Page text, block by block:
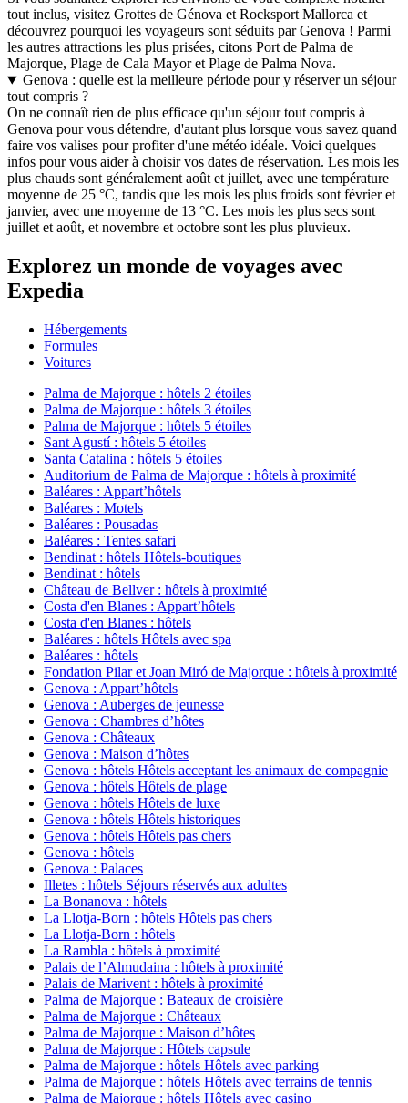
tout inclus, visitez Grottes de Génova et Rocksport Mallorca et
découvrez pourquoi les voyageurs sont séduits par Genova ! Parmi
les autres attractions les plus prisées, citons Port de Palma de
Majorque, Plage de Cala Mayor et Plage de Palma Nova.
Genova : quelle est la meilleure période pour y réserver un séjour
tout compris ?
On ne connaît rien de plus efficace qu'un séjour tout compris à
Genova pour vous détendre, d'autant plus lorsque vous savez quand
faire vos valises pour profiter d'une météo idéale. Voici quelques
infos pour vous aider à choisir vos dates de réservation. Les mois les
plus chauds sont généralement août et juillet, avec une température
moyenne de 25 °C, tandis que les mois les plus froids sont février et
janvier, avec une moyenne de 13 °C. Les mois les plus secs sont
juillet et août, et novembre et octobre sont les plus pluvieux.
Explorez un monde de voyages avec
Expedia
Hébergements
Formules
Voitures
Palma de Majorque : hôtels 2 étoiles
Palma de Majorque : hôtels 3 étoiles
Palma de Majorque : hôtels 5 étoiles
Sant Agustí : hôtels 5 étoiles
Santa Catalina : hôtels 5 étoiles
Auditorium de Palma de Majorque : hôtels à proximité
Baléares : Appart’hôtels
Baléares : Motels
Baléares : Pousadas
Baléares : Tentes safari
Bendinat : hôtels Hôtels-boutiques
Bendinat : hôtels
Château de Bellver : hôtels à proximité
Costa d'en Blanes : Appart’hôtels
Costa d'en Blanes : hôtels
Baléares : hôtels Hôtels avec spa
Baléares : hôtels
Fondation Pilar et Joan Miró de Majorque : hôtels à proximité
Genova : Appart’hôtels
Genova : Auberges de jeunesse
Genova : Chambres d’hôtes
Genova : Châteaux
Genova : Maison d’hôtes
Genova : hôtels Hôtels acceptant les animaux de compagnie
Genova : hôtels Hôtels de plage
Genova : hôtels Hôtels de luxe
Genova : hôtels Hôtels historiques
Genova : hôtels Hôtels pas chers
Genova : hôtels
Genova : Palaces
Illetes : hôtels Séjours réservés aux adultes
La Bonanova : hôtels
La Llotja-Born : hôtels Hôtels pas chers
La Llotja-Born : hôtels
La Rambla : hôtels à proximité
Palais de l’Almudaina : hôtels à proximité
Palais de Marivent : hôtels à proximité
Palma de Majorque : Bateaux de croisière
Palma de Majorque : Châteaux
Palma de Majorque : Maison d’hôtes
Palma de Majorque : Hôtels capsule
Palma de Majorque : hôtels Hôtels avec parking
Palma de Majorque : hôtels Hôtels avec terrains de tennis
Palma de Majorque : hôtels Hôtels avec casino